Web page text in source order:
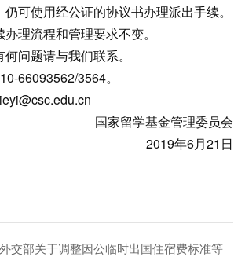
可使用经公证的协议书办理派出手续。
理流程和管理要求不变。
问题请与我们联系。
66093562/3564。
国家留学基金管理委员会
2019年6月21日
交部关于调整因公临时出国住宿费标准等